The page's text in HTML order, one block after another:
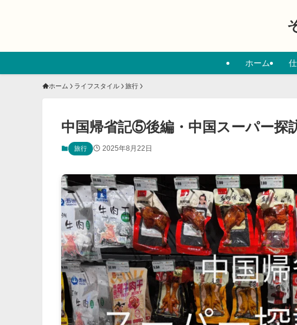
ホーム
ホーム ライフスタイル 旅行
中国帰省記⑤後編・中国スーパー探
旅行 2025年8月22日